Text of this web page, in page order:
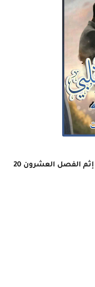
رواية ظننتك قلبي لكن بعض الظن إثم الفصل العشرون 20